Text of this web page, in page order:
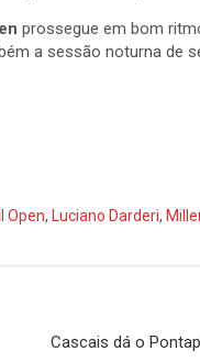
prossegue em bom
a sessão noturna de
Open, Luciano Darderi,
Cascais dá o